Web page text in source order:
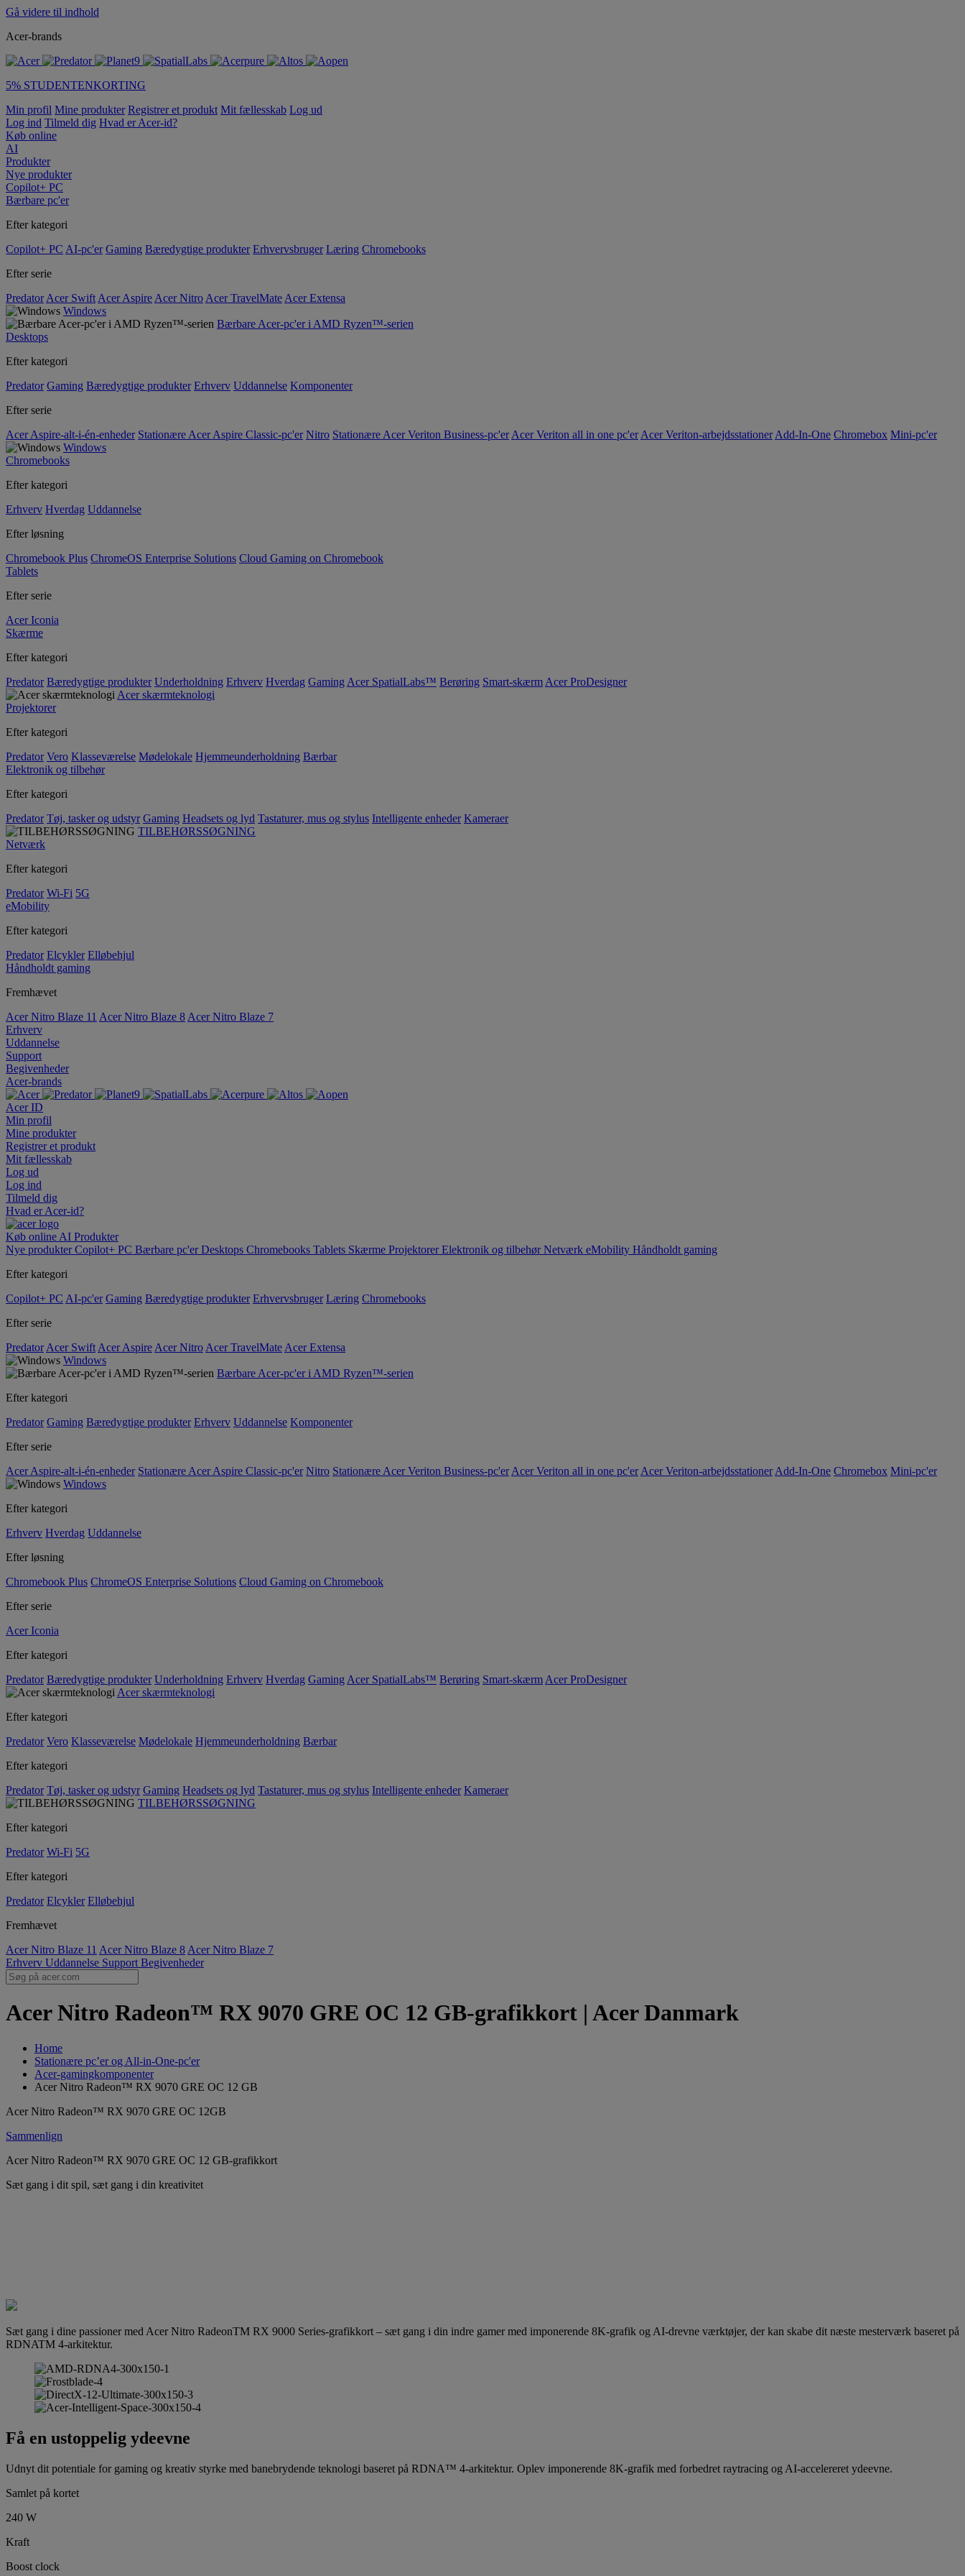
Gå videre til indhold
Acer-brands
5% STUDENTENKORTING
Min profil Mine produkter Registrer et produkt Mit fællesskab Log ud
Log ind Tilmeld dig Hvad er Acer-id?
Køb online
AI
Produkter
Nye produkter
Copilot+ PC
Bærbare pc'er
Efter kategori
Copilot+ PC AI-pc'er Gaming Bæredygtige produkter Erhvervsbruger Læring Chromebooks
Efter serie
Predator Acer Swift Acer Aspire Acer Nitro Acer TravelMate Acer Extensa
Windows
Bærbare Acer-pc'er i AMD Ryzen™-serien
Desktops
Efter kategori
Predator Gaming Bæredygtige produkter Erhverv Uddannelse Komponenter
Efter serie
Acer Aspire-alt-i-én-enheder Stationære Acer Aspire Classic-pc'er Nitro Stationære Acer Veriton Business-pc'er Acer Veriton all in one pc'er Acer Veriton-arbejdsstationer Add-In-One Chromebox Mini-pc'er
Windows
Chromebooks
Efter kategori
Erhverv Hverdag Uddannelse
Efter løsning
Chromebook Plus ChromeOS Enterprise Solutions Cloud Gaming on Chromebook
Tablets
Efter serie
Acer Iconia
Skærme
Efter kategori
Predator Bæredygtige produkter Underholdning Erhverv Hverdag Gaming Acer SpatialLabs™ Berøring Smart-skærm Acer ProDesigner
Acer skærmteknologi
Projektorer
Efter kategori
Predator Vero Klasseværelse Mødelokale Hjemmeunderholdning Bærbar
Elektronik og tilbehør
Efter kategori
Predator Tøj, tasker og udstyr Gaming Headsets og lyd Tastaturer, mus og stylus Intelligente enheder Kameraer
TILBEHØRSSØGNING
Netværk
Efter kategori
Predator Wi-Fi 5G
eMobility
Efter kategori
Predator Elcykler Elløbehjul
Håndholdt gaming
Fremhævet
Acer Nitro Blaze 11 Acer Nitro Blaze 8 Acer Nitro Blaze 7
Erhverv
Uddannelse
Support
Begivenheder
Acer-brands
Acer ID
Min profil
Mine produkter
Registrer et produkt
Mit fællesskab
Log ud
Log ind
Tilmeld dig
Hvad er Acer-id?
Køb online AI Produkter
Nye produkterCopilot+ PC Bærbare pc'erDesktops Chromebooks Tablets Skærme ProjektorerElektronik og tilbehørNetværk eMobility Håndholdt gaming
Efter kategori
Copilot+ PC AI-pc'er Gaming Bæredygtige produkter Erhvervsbruger Læring Chromebooks
Efter serie
Predator Acer Swift Acer Aspire Acer Nitro Acer TravelMate Acer Extensa
Windows
Bærbare Acer-pc'er i AMD Ryzen™-serien
Efter kategori
Predator Gaming Bæredygtige produkter Erhverv Uddannelse Komponenter
Efter serie
Acer Aspire-alt-i-én-enheder Stationære Acer Aspire Classic-pc'er Nitro Stationære Acer Veriton Business-pc'er Acer Veriton all in one pc'er Acer Veriton-arbejdsstationer Add-In-One Chromebox Mini-pc'er
Windows
Efter kategori
Erhverv Hverdag Uddannelse
Efter løsning
Chromebook Plus ChromeOS Enterprise Solutions Cloud Gaming on Chromebook
Efter serie
Acer Iconia
Efter kategori
Predator Bæredygtige produkter Underholdning Erhverv Hverdag Gaming Acer SpatialLabs™ Berøring Smart-skærm Acer ProDesigner
Acer skærmteknologi
Efter kategori
Predator Vero Klasseværelse Mødelokale Hjemmeunderholdning Bærbar
Efter kategori
Predator Tøj, tasker og udstyr Gaming Headsets og lyd Tastaturer, mus og stylus Intelligente enheder Kameraer
TILBEHØRSSØGNING
Efter kategori
Predator Wi-Fi 5G
Efter kategori
Predator Elcykler Elløbehjul
Fremhævet
Acer Nitro Blaze 11 Acer Nitro Blaze 8 Acer Nitro Blaze 7
Erhverv Uddannelse Support Begivenheder
Acer Nitro Radeon™ RX 9070 GRE OC 12 GB-grafikkort | Acer Danmark
Home
Stationære pc’er og All-in-One-pc'er
Acer-gamingkomponenter
Acer Nitro Radeon™ RX 9070 GRE OC 12 GB
Acer Nitro Radeon™ RX 9070 GRE OC 12GB
Sammenlign
Acer Nitro Radeon™ RX 9070 GRE OC 12 GB-grafikkort
Sæt gang i dit spil, sæt gang i din kreativitet
Sæt gang i dine passioner med Acer Nitro RadeonTM RX 9000 Series-grafikkort – sæt gang i din indre gamer med imponerende 8K-grafik og AI-drevne værktøjer, der kan skabe dit næste mesterværk baseret på
RDNATM 4-arkitektur.
Få en ustoppelig ydeevne
Udnyt dit potentiale for gaming og kreativ styrke med banebrydende teknologi baseret på RDNA™ 4-arkitektur. Oplev imponerende 8K-grafik med forbedret raytracing og AI-accelereret ydeevne.
Samlet på kortet
240 W
Kraft
Boost clock